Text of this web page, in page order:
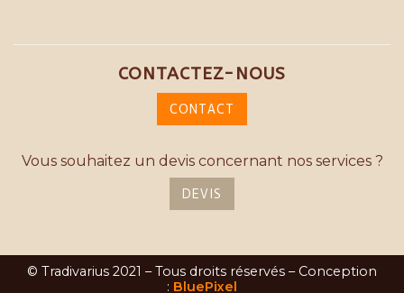
CONTACTEZ-NOUS
CONTACT
Vous souhaitez un devis concernant nos services ?
DEVIS
© Tradivarius 2021 – Tous droits réservés – Conception
: BluePixel